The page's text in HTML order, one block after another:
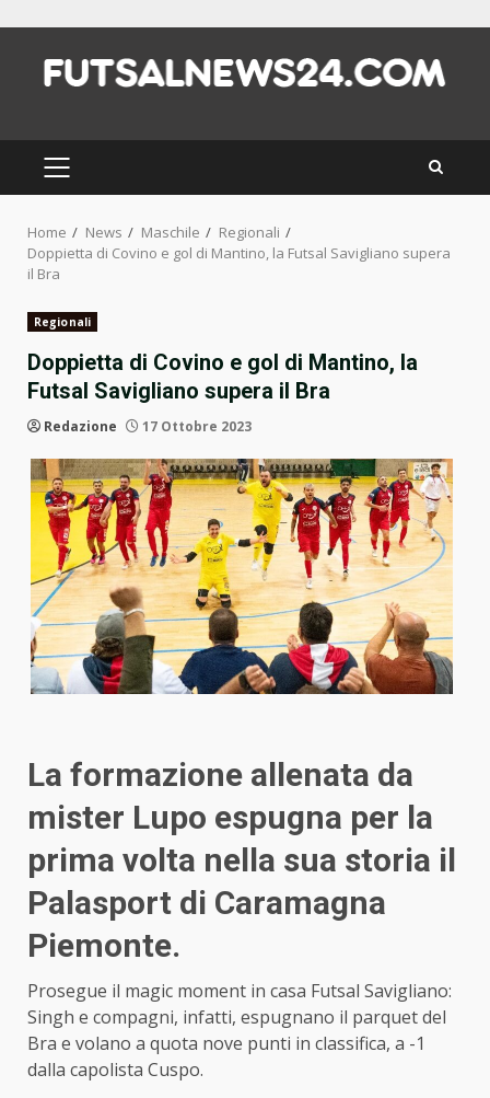
content
PRIMARY
MENU
Home News Maschile
Regionali
Doppietta di Covino e gol di Mantino, la Futsal Savigliano supera
il Bra
Regionali
Doppietta di Covino e gol di Mantino, la
Futsal Savigliano supera il Bra
Redazione 17 Ottobre 2023
La formazione allenata da
mister Lupo espugna per la
prima volta nella sua storia il
Palasport di Caramagna
Piemonte.
Prosegue il magic moment in casa Futsal Savigliano:
Singh e compagni, infatti, espugnano il parquet del
Bra e volano a quota nove punti in classifica, a -1
dalla capolista Cuspo.